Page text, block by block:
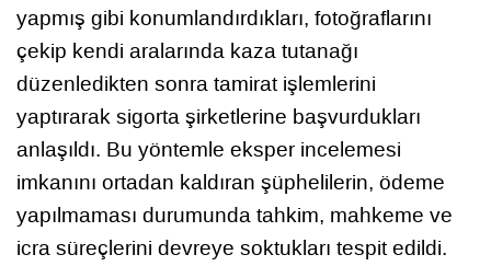
yapmış gibi konumlandırdıkları, fotoğraflarını
çekip kendi aralarında kaza tutanağı
düzenledikten sonra tamirat işlemlerini
yaptırarak sigorta şirketlerine başvurdukları
anlaşıldı. Bu yöntemle eksper incelemesi
imkanını ortadan kaldıran şüphelilerin, ödeme
yapılmaması durumunda tahkim, mahkeme ve
icra süreçlerini devreye soktukları tespit edildi.